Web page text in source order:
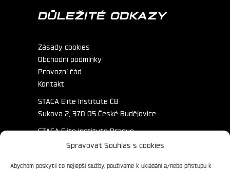
Spravovat Souhlas s cookies
Abychom poskytli co nejlepší služby, používáme k ukládání a/nebo přístupu k
DŮLEŽITÉ ODKAZY
Zásady cookies
Obchodní podmínky
Provozní řád
Kontakt
STACA Elite Institute ČB
Sukova 2, 370 05 České Budějovice
STACA Elite Institute Prague
Primátorská 172/3, 180 00 Praha